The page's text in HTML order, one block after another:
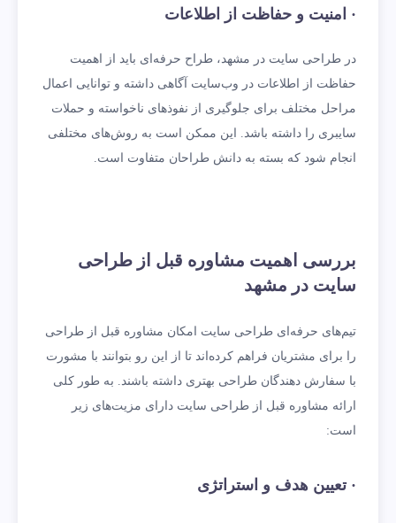
· امنیت و حفاظت از اطلاعات
در طراحی سایت در مشهد، طراح حرفه‌ای باید از اهمیت
حفاظت از اطلاعات در وب‌سایت آگاهی داشته و توانایی اعمال
مراحل مختلف برای جلوگیری از نفوذهای ناخواسته و حملات
سایبری را داشته باشد. این ممکن است به روش‌های مختلفی
انجام شود که بسته به دانش طراحان متفاوت است.
بررسی اهمیت مشاوره قبل از طراحی
سایت در مشهد
تیم‌های حرفه‌ای طراحی سایت امکان مشاوره قبل از طراحی
را برای مشتریان فراهم کرده‌اند تا از این رو بتوانند با مشورت
با سفارش دهندگان طراحی بهتری داشته باشند. به طور کلی
ارائه مشاوره قبل از طراحی سایت دارای مزیت‌های زیر
است:
· تعیین هدف و استراتژی